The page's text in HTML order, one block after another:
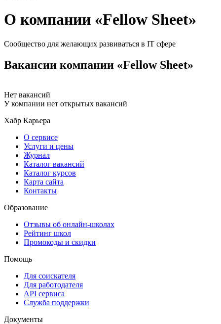
О компании «Fellow Sheet»
Сообщество для желающих развиваться в IT сфере
Вакансии компании «Fellow Sheet»
Нет вакансий
У компании нет открытых вакансий
Хабр Карьера
О сервисе
Услуги и цены
Журнал
Каталог вакансий
Каталог курсов
Карта сайта
Контакты
Образование
Отзывы об онлайн-школах
Рейтинг школ
Промокоды и скидки
Помощь
Для соискателя
Для работодателя
API сервиса
Служба поддержки
Документы